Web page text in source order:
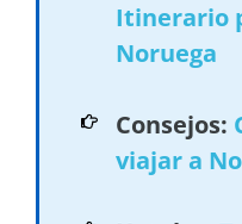
Itinerario
Noruega
Consejos:
viajar a